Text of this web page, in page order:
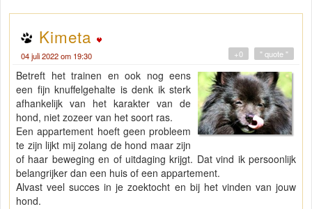
Kimeta
04 juli 2022 om 19:30 " quote "
+0
Betreft het trainen en ook nog eens
een fijn knuffelgehalte is denk ik sterk
afhankelijk van het karakter van de
hond, niet zozeer van het soort ras.
Een appartement hoeft geen probleem
te zijn lijkt mij zolang de hond maar zijn
of haar beweging en of uitdaging krijgt. Dat vind ik persoonlijk
belangrijker dan een huis of een appartement.
Alvast veel succes in je zoektocht en bij het vinden van jouw
hond.